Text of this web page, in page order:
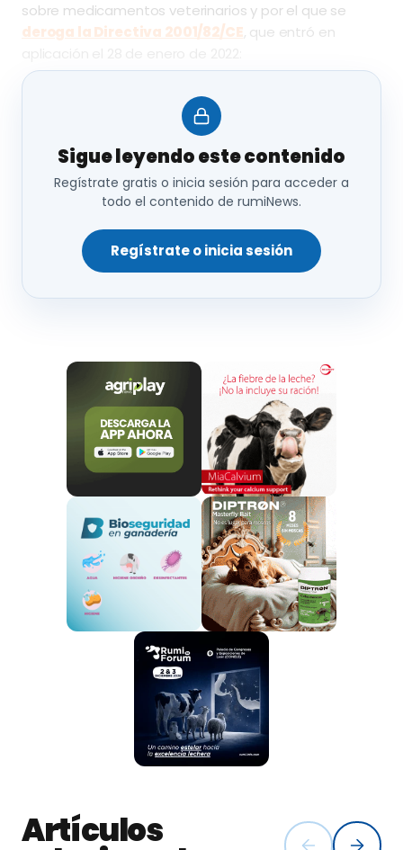
sobre medicamentos veterinarios y por el que se
deroga la Directiva 2001/82/CE, que entró en
objetomejorar:
El mercado
La distribución
La farmacovigilancia
El control y el uso de los
medicamentos veterinarios
Garantizando al mismo tiempo elmás alto
nivel de protección de:
La salud pública
La sanidad animal
El medio ambiente
Sigue leyendo este contenido
Regístrate gratis o inicia sesión para acceder a
todo el contenido de rumiNews.
Regístrate o inicia sesión
Artículos